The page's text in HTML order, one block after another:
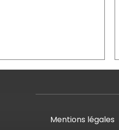
Mentions légales